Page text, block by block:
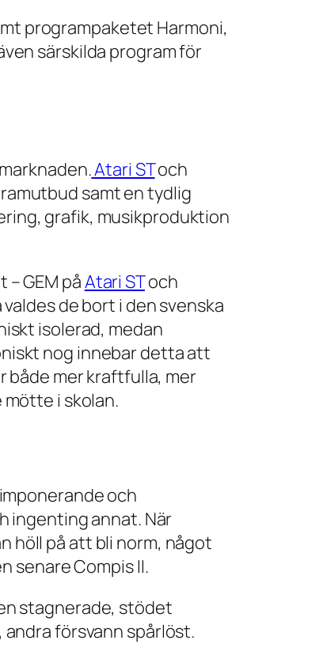
programpaketet Harmoni,
särskilda program för
Atari SToch
samt en tydlig
grafik, musikproduktion
GEM påAtari SToch
de bort i den svenska
isolerad, medan
nog innebar detta att
både mer kraftfulla, mer
i skolan.
och
ingenting annat. När
höll på att bli norm, något
senare Compis II.
stagnerade, stödet
försvann spårlöst.